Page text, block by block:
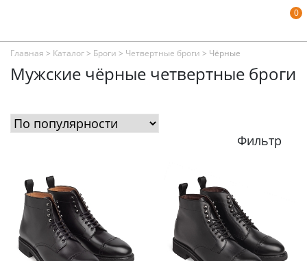
0
Главная > Каталог> Броги > Четвертные броги > Чёрные
Мужские чёрные четвертные броги
Фильтр